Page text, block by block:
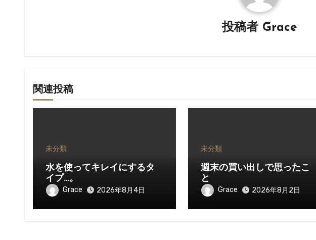
投稿者 Grace
関連投稿
未分類
水を使ってキレイにするタ
イプ…。
Grace 2026年8月4日
未分類
週末の買い出しで思ったこ
と
Grace 2026年8月2日